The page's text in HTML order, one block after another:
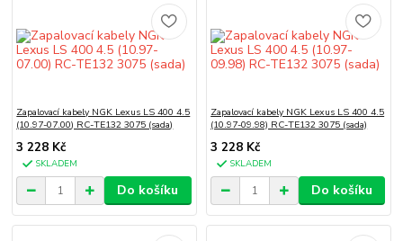
Zapalovací kabely NGK Lexus LS 400 4.5
(10.97-07.00) RC-TE132 3075 (sada)
3 228 Kč
SKLADEM
Do košíku
Zapalovací kabely NGK Lexus LS 400 4.5
(10.97-09.98) RC-TE132 3075 (sada)
3 228 Kč
SKLADEM
Do košíku